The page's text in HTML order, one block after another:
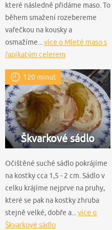
které následně přidáme maso. To
během smažení rozebereme
vařečkou na kousky a
osmažíme... více o Mleté maso s
řapíkatým celerem
120 minut
Škvarkové sádlo
Očištěné suché sádlo pokrájíme
na kostky cca 1,5 - 2 cm. Sádlo v
celku krájíme nejprve na pruhy,
které se pak na kostky zhruba
stejně velké, dobře a... více o
Škvarkové sádlo